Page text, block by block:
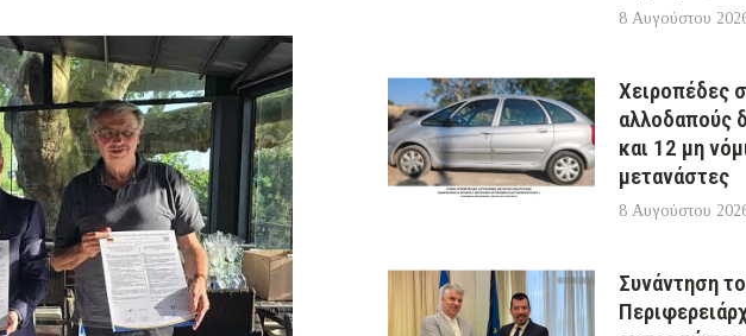
8 Αυγούστου
Χειροπέδες
αλλοδαπούς
και 12 μη
μετανάστες
8 Αυγούστου
Συνάντηση